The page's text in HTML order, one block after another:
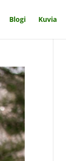
Blogi Kuvia